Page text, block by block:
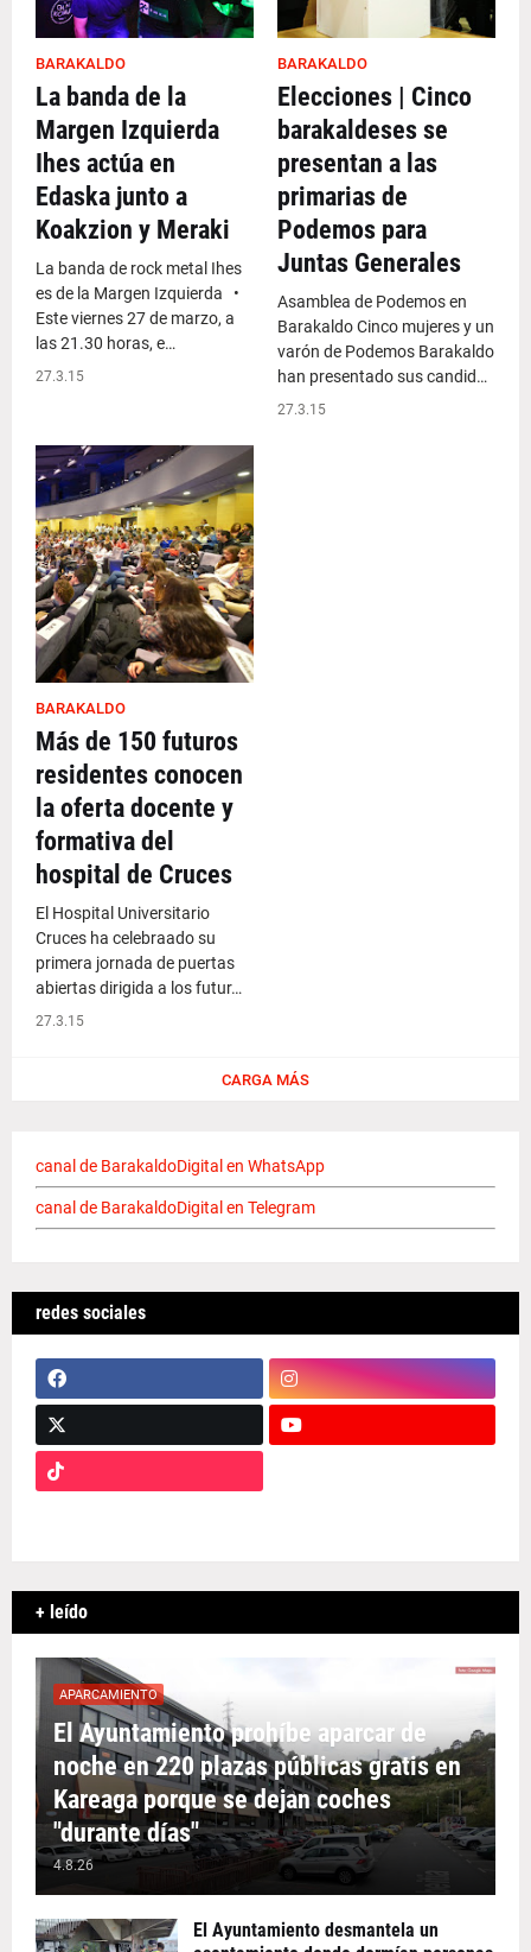
BARAKALDO
La banda de la
Margen Izquierda
Ihes actúa en
Edaska junto a
Koakzion y Meraki
La banda de rock metal Ihes
es de la Margen Izquierda •
Este viernes 27 de marzo, a
las 21.30 horas, e…
27.3.15
BARAKALDO
Elecciones | Cinco
barakaldeses se
presentan a las
primarias de
Podemos para
Juntas Generales
Asamblea de Podemos en
Barakaldo Cinco mujeres y un
varón de Podemos Barakaldo
han presentado sus candid…
27.3.15
BARAKALDO
Más de 150 futuros
residentes conocen
la oferta docente y
formativa del
hospital de Cruces
El Hospital Universitario
Cruces ha celebraado su
primera jornada de puertas
abiertas dirigida a los futur…
27.3.15
CARGA MÁS
canal de BarakaldoDigital en WhatsApp
canal de BarakaldoDigital en Telegram
redes sociales
+ leído
APARCAMIENTO
El Ayuntamiento prohíbe aparcar de
noche en 220 plazas públicas gratis en
Kareaga porque se dejan coches
"durante días"
4.8.26
El Ayuntamiento desmantela un